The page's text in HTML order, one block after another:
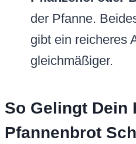
der Pfanne.
gibt ein reicheres
gleichmäßiger.
So Gelingt Dein
Pfannenbrot